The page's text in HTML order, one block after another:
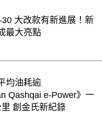
大改款有新進展！新
最大亮點
均油耗逾
Qashqai e-Power》一
創金氏新紀錄